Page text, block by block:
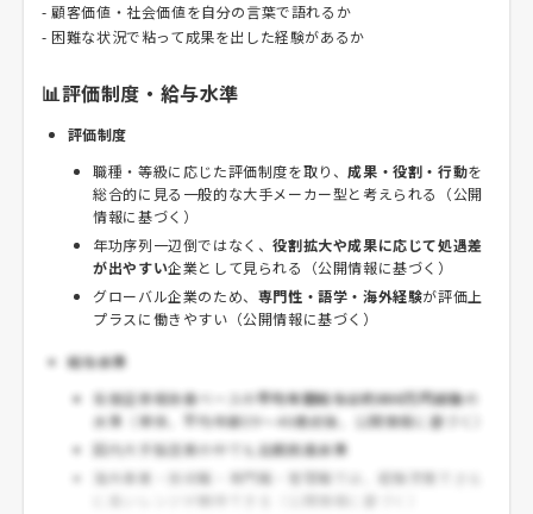
- 顧客価値・社会価値を自分の言葉で語れるか
- 困難な状況で粘って成果を出した経験があるか
📊評価制度・給与水準
評価制度
職種・等級に応じた評価制度を取り、成果・役割・行動を
総合的に見る一般的な大手メーカー型と考えられる（公開
情報に基づく）
年功序列一辺倒ではなく、役割拡大や成果に応じて処遇差
が出やすい企業として見られる（公開情報に基づく）
グローバル企業のため、 専門性・語学・海外経験が評価上
プラスに働きやすい（公開情報に基づく）
給与水準
有価証券報告書ベースの平均年間給与は約800万円前後の
水準（単体、平均年齢39～40歳前後、公開情報に基づく）
国内大手製造業の中でも 比較的高水準
海外事業・技術職・専門職・管理職では、経験次第でさら
に高いレンジが期待できる（公開情報に基づく）